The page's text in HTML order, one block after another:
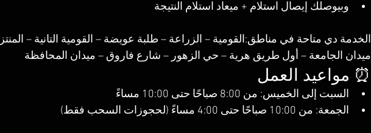
وبيوصلك إيصال استلام + ميعاد استلام النتيجة
الخدمة دي متاحة في مناطق:القومية – الزراعة – طلبة عويضة – القومية التانية –
ميدان الجامعة – أول طريق هرية – حي الزهور – شارع فاروق – ميدان المحافظة
⏰ مواعيد العمل
السبت إلى الخميس: من 8:00 صباحًا حتى 10:00 مساءً
الجمعة: من 10:00 صباحًا حتى 4:00 مساءً (لحجوزات السحب فقط)